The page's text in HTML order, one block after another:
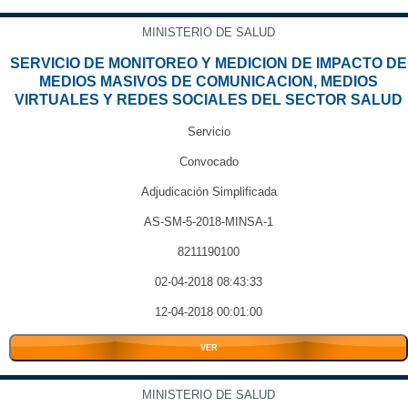
MINISTERIO DE SALUD
SERVICIO DE MONITOREO Y MEDICION DE IMPACTO DE
MEDIOS MASIVOS DE COMUNICACION, MEDIOS
VIRTUALES Y REDES SOCIALES DEL SECTOR SALUD
Servicio
Convocado
Adjudicación Simplificada
AS-SM-5-2018-MINSA-1
8211190100
02-04-2018 08:43:33
12-04-2018 00:01:00
VER
MINISTERIO DE SALUD